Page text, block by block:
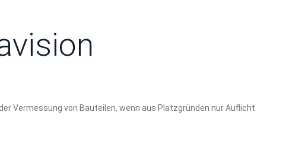
Vermessung von Bauteilen, wenn aus Platzgründen nur Auflicht